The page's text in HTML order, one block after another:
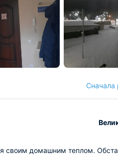
своим домашним теплом.